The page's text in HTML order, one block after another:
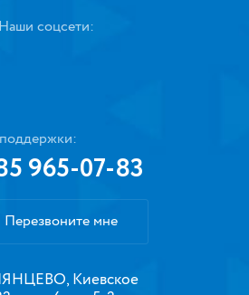
Наши соцсети:
965-07-83
Перезвоните мне
Киевское